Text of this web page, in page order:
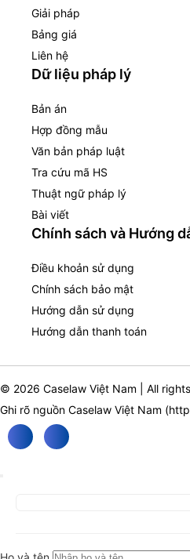
Giải pháp
Bảng giá
Liên hệ
Dữ liệu pháp lý
Bản án
Hợp đồng mẫu
Văn bản pháp luật
Tra cứu mã HS
Thuật ngữ pháp lý
Bài viết
Chính sách và Hướng
Điều khoản sử dụng
Chính sách bảo mật
Hướng dẫn sử dụng
Hướng dẫn thanh toán
© 2026 Caselaw Việt Nam | All
Ghi rõ nguồn Caselaw Việt Nam (